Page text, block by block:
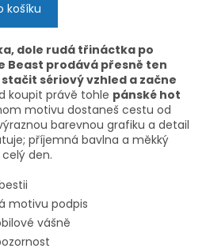
košíku
dole rudá třináctka po
Beast prodává přesně ten
sériový vzhled a začne
koupit právě tohle pánské hot
motivu dostaneš cestu od
barevnou grafiku a detail
příjemná bavlna a měkký
den.
motivu podpis
vášně